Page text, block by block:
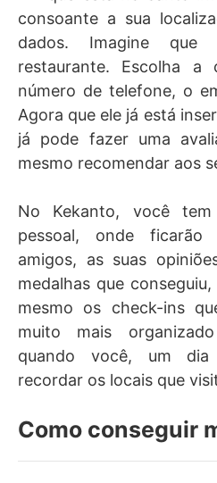
consoante a sua
dados. Imagine que
restaurante. Escolha a
número de telefone, o
Agora que ele já está
já pode fazer uma
mesmo recomendar aos
No Kekanto, você
pessoal, onde ficarão
amigos, as suas
medalhas que
mesmo os check-ins
muito mais
quando você, um
recordar os locais que
Como conseguir